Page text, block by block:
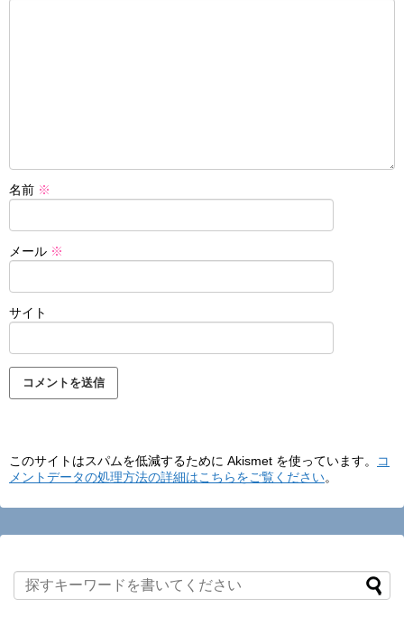
名前 ※
メール ※
サイト
このサイトはスパムを低減するために Akismet を使っています。
コ
メントデータの処理方法の詳細はこちらをご覧ください。